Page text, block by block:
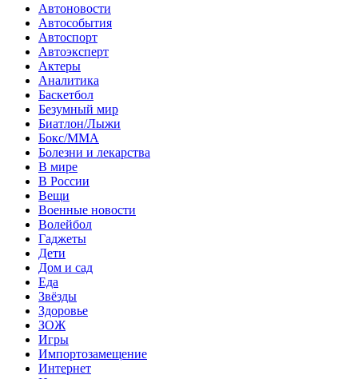
Автоновости
Автособытия
Автоспорт
Автоэксперт
Актеры
Аналитика
Баскетбол
Безумный мир
Биатлон/Лыжи
Бокс/MMA
Болезни и лекарства
В мире
В России
Вещи
Военные новости
Волейбол
Гаджеты
Дети
Дом и сад
Еда
Звёзды
Здоровье
ЗОЖ
Игры
Импортозамещение
Интернет